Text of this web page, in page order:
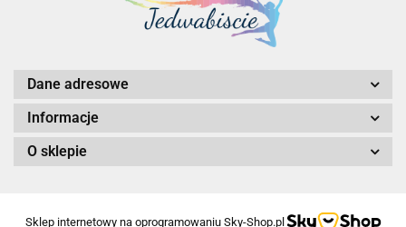
Dane adresowe
Informacje
O sklepie
Sklep internetowy na oprogramowaniu Sky-Shop.pl